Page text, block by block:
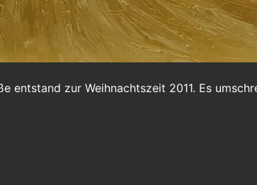
entstand zur Weihnachtszeit 2011. Es